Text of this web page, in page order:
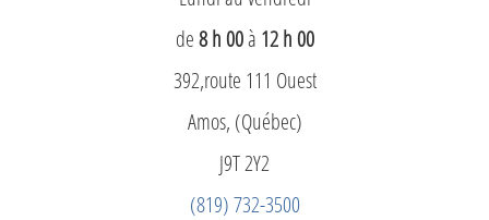
de8 h 00à 12 h 00
392,route 111 Ouest
Amos, (Québec)
J9T 2Y2
(819) 732-3500